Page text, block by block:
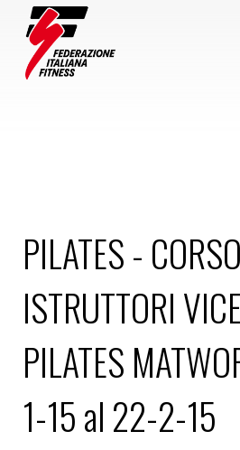
PILATES - CORSO
ISTRUTTORI
PILATES
1-15 al 22-2-15